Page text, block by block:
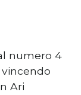
numero 4
Ari